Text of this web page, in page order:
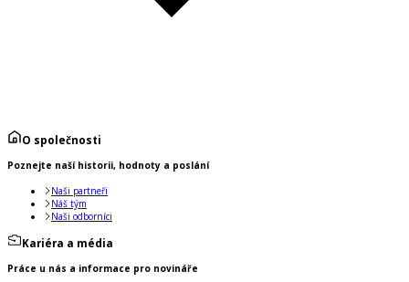
O společnosti
Poznejte naší historii, hodnoty a poslání
Naši partneři
Náš tým
Naši odborníci
Kariéra a média
Práce u nás a informace pro novináře